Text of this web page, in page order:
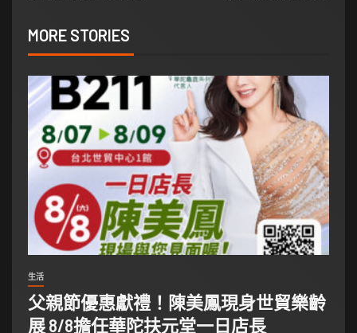
MORE STORIES
生活
父親節優惠獻禮！陳美鳳現身世貿樂齡
展 8/8擔任華陀扶元堂一日店長